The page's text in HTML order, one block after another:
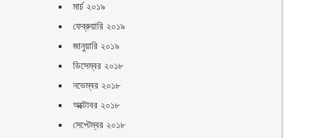
মার্চ ২০১৯
ফেব্রুয়ারি ২০১৯
জানুয়ারি ২০১৯
ডিসেম্বর ২০১৮
নভেম্বর ২০১৮
অক্টোবর ২০১৮
সেপ্টেম্বর ২০১৮